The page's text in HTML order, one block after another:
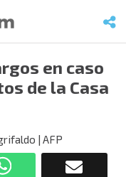
en caso
de la Casa
| AFP